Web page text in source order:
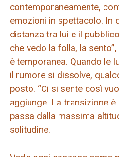
contemporaneamente,
emozioni in spettacolo. In
distanza tra lui e il
che vedo la folla, la
è temporanea. Quando le
il rumore si dissolve,
posto. “Ci si sente così
aggiunge. La transizione
passa dalla massima
solitudine.